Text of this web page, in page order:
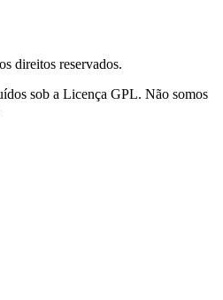
direitos reservados.
sob a Licença GPL. Não somos